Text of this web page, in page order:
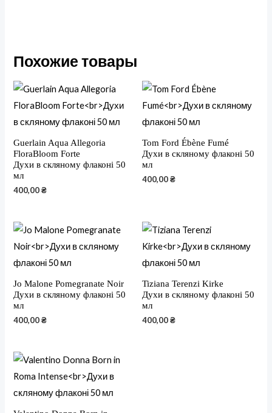
Похожие товары
Guerlain Aqua Allegoria
FloraBloom Forte
Духи в скляному флаконі 50
мл
400,00₴
Tom Ford Ébène Fumé
Духи в скляному флаконі 50
мл
400,00₴
Jo Malone Pomegranate Noir
Духи в скляному флаконі 50
мл
400,00₴
Tiziana Terenzi Kirke
Духи в скляному флаконі 50
мл
400,00₴